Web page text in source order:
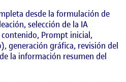
desde la formulación de
selección de la IA
Prompt inicial,
generación gráfica, revisión del
la información resumen del